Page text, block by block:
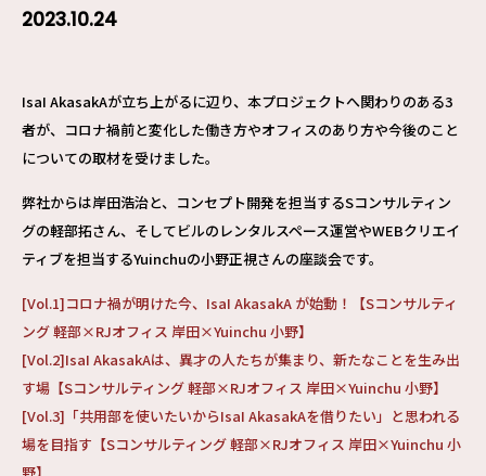
2023.10.24
IsaI AkasakAが立ち上がるに辺り、本プロジェクトへ関わりのある3
者が、コロナ禍前と変化した働き方やオフィスのあり方や今後のこと
についての取材を受けました。
弊社からは岸田浩治と、コンセプト開発を担当するSコンサルティン
グの軽部拓さん、そしてビルのレンタルスペース運営やWEBクリエイ
ティブを担当するYuinchuの小野正視さんの座談会です。
[Vol.1]コロナ禍が明けた今、IsaI AkasakA が始動！【Sコンサルティ
ング 軽部×RJオフィス 岸田×Yuinchu 小野】
[Vol.2]IsaI AkasakAは、異才の人たちが集まり、新たなことを生み出
す場【Sコンサルティング 軽部×RJオフィス 岸田×Yuinchu 小野】
[Vol.3]「共用部を使いたいからIsaI AkasakAを借りたい」と思われる
場を目指す【Sコンサルティング 軽部×RJオフィス 岸田×Yuinchu 小